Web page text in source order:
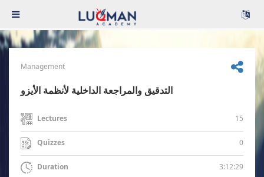
Management
التدقيق والمراجعة الداخلية لأنظمة الأيزو
Lectures 15
Quizzes 0
Duration 3:12:29